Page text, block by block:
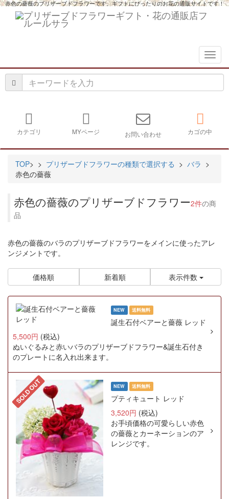
赤色の薔薇のプリザーブドフラワーです。ギフトにぴったりのお花の通販サイトです！
カテゴリ MYページ お問い合わせ カゴの中
TOP> > プリザーブドフラワーの種類で選択する > バラ >
赤色の薔薇
赤色の薔薇のプリザーブドフラワー2件の商
品
赤色の薔薇のバラのプリザーブドフラワーをメインに使ったアレ
ンジメントです。
価格順 新着順 表示件数
NEW 送料無料
誕生石付ベアーと薔薇 レッド
5,500円 (税込)
ぬいぐるみと赤いバラのプリザーブドフラワー&誕生石付き
のプレートに名入れ出来ます。
SOLD OUT NEW 送料無料
プティキュート レッド
3,520円 (税込)
お手頃価格の可愛らしい赤色
の薔薇とカーネーションのア
レンジです。